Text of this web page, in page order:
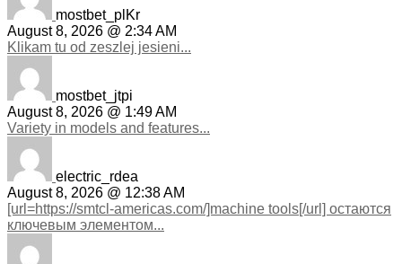
mostbet_plKr
August 8, 2026 @ 2:34 AM
Klikam tu od zeszlej jesieni...
mostbet_jtpi
August 8, 2026 @ 1:49 AM
Variety in models and features...
electric_rdea
August 8, 2026 @ 12:38 AM
[url=https://smtcl-americas.com/]machine tools[/url] остаются
ключевым элементом...